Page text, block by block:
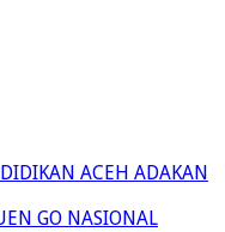
ACEH ADAKAN
GO NASIONAL